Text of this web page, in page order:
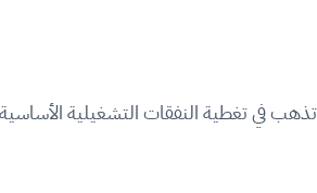
في تغطية النفقات التشغيلية الأساسية.